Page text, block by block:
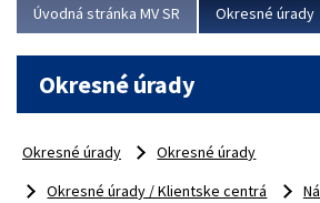
Viac
Úvodná stránka MV SR Okresné úrady
Okresné úrady
Okresné úrady
Okresné úrady
Okresné úrady / Klientske centrá